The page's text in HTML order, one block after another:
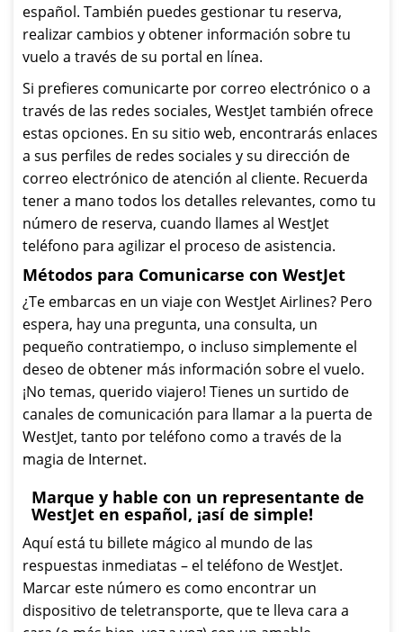
español. También puedes gestionar tu reserva,
realizar cambios y obtener información sobre tu
vuelo a través de su portal en línea.
Si prefieres comunicarte por correo electrónico o a
través de las redes sociales, WestJet también ofrece
estas opciones. En su sitio web, encontrarás enlaces
a sus perfiles de redes sociales y su dirección de
correo electrónico de atención al cliente. Recuerda
tener a mano todos los detalles relevantes, como tu
número de reserva, cuando llames al WestJet
teléfono para agilizar el proceso de asistencia.
Métodos para Comunicarse con WestJet
¿Te embarcas en un viaje con WestJet Airlines? Pero
espera, hay una pregunta, una consulta, un
pequeño contratiempo, o incluso simplemente el
deseo de obtener más información sobre el vuelo.
¡No temas, querido viajero! Tienes un surtido de
canales de comunicación para llamar a la puerta de
WestJet, tanto por teléfono como a través de la
magia de Internet.
Marque y hable con un representante de
WestJet en español, ¡así de simple!
Aquí está tu billete mágico al mundo de las
respuestas inmediatas – el teléfono de WestJet.
Marcar este número es como encontrar un
dispositivo de teletransporte, que te lleva cara a